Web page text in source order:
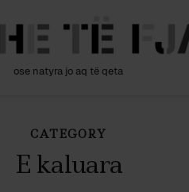
ose natyra jo aq të qeta
CATEGORY
E kaluara